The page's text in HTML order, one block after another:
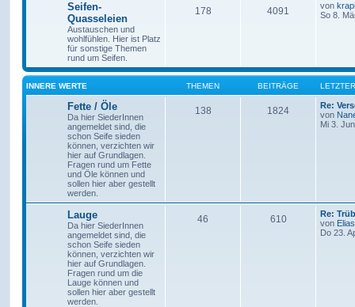
Seifen-
Quasseleien
Austauschen und
wohlfühlen. Hier ist Platz
für sonstige Themen
rund um Seifen.
178 4091 von krapi
So 8.
INNERE WERTE THEMEN BEITRÄGE
Fette / Öle
Da hier SiederInnen
angemeldet sind, die
schon Seife sieden
können, verzichten wir
hier auf Grundlagen.
Fragen rund um Fette
und Öle können und
sollen hier aber gestellt
werden.
138 1824
Re:
von
Mi 3.
Lauge
Da hier SiederInnen
angemeldet sind, die
schon Seife sieden
können, verzichten wir
hier auf Grundlagen.
Fragen rund um die
Lauge können und
sollen hier aber gestellt
werden.
46 610
Re:
von Elias
Do 23.